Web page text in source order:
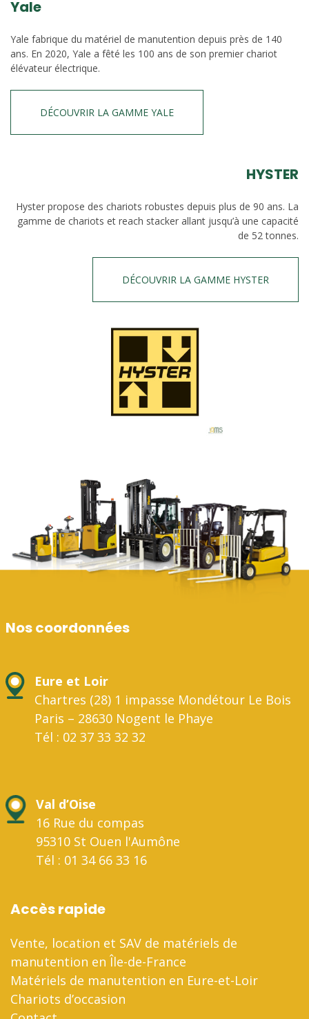
Yale
Yale fabrique du matériel de manutention depuis près de 140
ans. En 2020, Yale a fêté les 100 ans de son premier chariot
élévateur électrique.
DÉCOUVRIR LA GAMME YALE
HYSTER
Hyster propose des chariots robustes depuis plus de 90 ans. La
gamme de chariots et reach stacker allant jusqu’à une capacité
de 52 tonnes.
DÉCOUVRIR LA GAMME HYSTER
Nos coordonnées
Eure et Loir
Chartres (28) 1 impasse Mondétour Le Bois
Paris – 28630 Nogent le Phaye
Tél : 02 37 33 32 32
Val d’Oise
16 Rue du compas
95310 St Ouen l'Aumône
Tél : 01 34 66 33 16
Accès rapide
Vente, location et SAV de matériels de
manutention en Île-de-France
Matériels de manutention en Eure-et-Loir
Chariots d’occasion